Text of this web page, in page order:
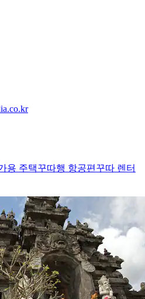
용 주택꾸따행 항공편 꾸따 렌터